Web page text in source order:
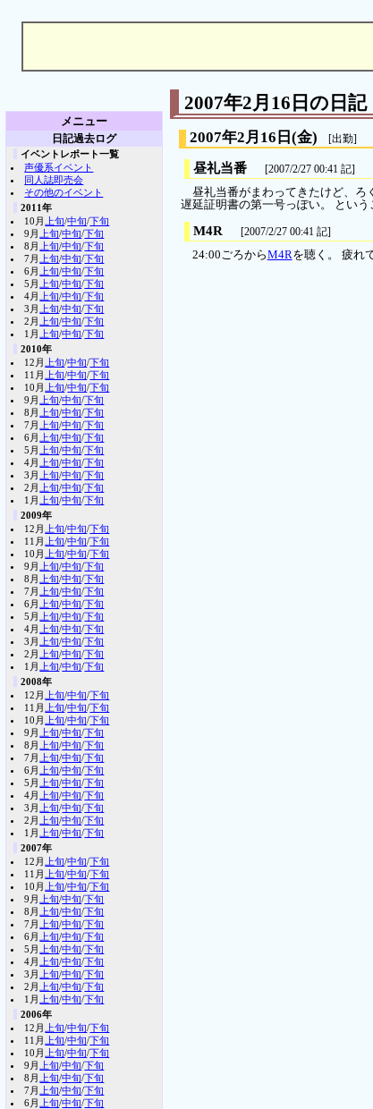
2007年2月16日の日記
2007年2月16日 (金) [出勤]
昼礼当番
[2007/2/27 00:41 記]
昼礼当番がまわってきたけど、ろ
遅延証明書の第一号っぽい。 とい
M4R
[2007/2/27 00:41 記]
24:00ごろからM4Rを聴く。 疲れ
メニュー
日記過去ログ
イベントレポート一覧
声優系イベント
同人誌即売会
その他のイベント
2011年
10月 上旬/中旬/下旬
9月 上旬/中旬/下旬
8月 上旬/中旬/下旬
7月 上旬/中旬/下旬
6月 上旬/中旬/下旬
5月 上旬/中旬/下旬
4月 上旬/中旬/下旬
3月 上旬/中旬/下旬
2月 上旬/中旬/下旬
1月 上旬/中旬/下旬
2010年
12月 上旬/中旬/下旬
11月 上旬/中旬/下旬
10月 上旬/中旬/下旬
9月 上旬/中旬/下旬
8月 上旬/中旬/下旬
7月 上旬/中旬/下旬
6月 上旬/中旬/下旬
5月 上旬/中旬/下旬
4月 上旬/中旬/下旬
3月 上旬/中旬/下旬
2月 上旬/中旬/下旬
1月 上旬/中旬/下旬
2009年
12月 上旬/中旬/下旬
11月 上旬/中旬/下旬
10月 上旬/中旬/下旬
9月 上旬/中旬/下旬
8月 上旬/中旬/下旬
7月 上旬/中旬/下旬
6月 上旬/中旬/下旬
5月 上旬/中旬/下旬
4月 上旬/中旬/下旬
3月 上旬/中旬/下旬
2月 上旬/中旬/下旬
1月 上旬/中旬/下旬
2008年
12月 上旬/中旬/下旬
11月 上旬/中旬/下旬
10月 上旬/中旬/下旬
9月 上旬/中旬/下旬
8月 上旬/中旬/下旬
7月 上旬/中旬/下旬
6月 上旬/中旬/下旬
5月 上旬/中旬/下旬
4月 上旬/中旬/下旬
3月 上旬/中旬/下旬
2月 上旬/中旬/下旬
1月 上旬/中旬/下旬
2007年
12月 上旬/中旬/下旬
11月 上旬/中旬/下旬
10月 上旬/中旬/下旬
9月 上旬/中旬/下旬
8月 上旬/中旬/下旬
7月 上旬/中旬/下旬
6月 上旬/中旬/下旬
5月 上旬/中旬/下旬
4月 上旬/中旬/下旬
3月 上旬/中旬/下旬
2月 上旬/中旬/下旬
1月 上旬/中旬/下旬
2006年
12月 上旬/中旬/下旬
11月 上旬/中旬/下旬
10月 上旬/中旬/下旬
9月 上旬/中旬/下旬
8月 上旬/中旬/下旬
7月 上旬/中旬/下旬
6月 上旬/中旬/下旬